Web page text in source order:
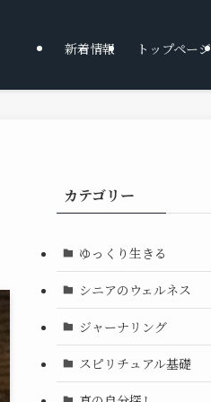
新着情報 トップページ
カテゴリー
ゆっくり生きる
シニアのウェルネス
ジャーナリング
スピリチュアル基礎